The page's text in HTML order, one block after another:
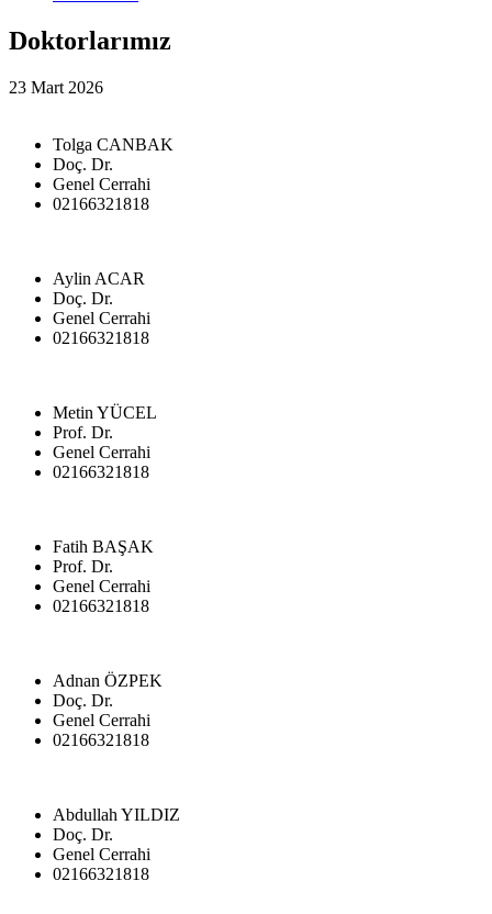
Doktorlarımız
23 Mart 2026
Tolga CANBAK
Doç. Dr.
Genel Cerrahi
02166321818
Aylin ACAR
Doç. Dr.
Genel Cerrahi
02166321818
Metin YÜCEL
Prof. Dr.
Genel Cerrahi
02166321818
Fatih BAŞAK
Prof. Dr.
Genel Cerrahi
02166321818
Adnan ÖZPEK
Doç. Dr.
Genel Cerrahi
02166321818
Abdullah YILDIZ
Doç. Dr.
Genel Cerrahi
02166321818